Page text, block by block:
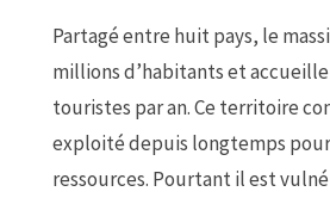
Partagé entre huit pays, le
millions d’habitants et
touristes par an. Ce territoire
exploité depuis longtemps
ressources. Pourtant il est